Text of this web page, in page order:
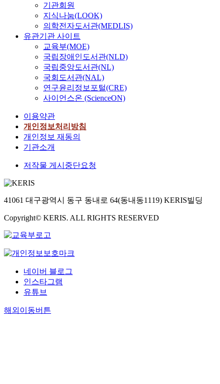
기관회원
지식나눔(LOOK)
의학전자도서관(MEDLIS)
유관기관 사이트
교육부(MOE)
국립장애인도서관(NLD)
국립중앙도서관(NL)
국회도서관(NAL)
연구윤리정보포털(CRE)
사이언스온 (ScienceON)
이용약관
개인정보처리방침
개인정보 재동의
기관소개
저작물 게시중단요청
41061 대구광역시 동구 동내로 64(동내동1119) KERIS빌딩
Copyright© KERIS. ALL RIGHTS RESERVED
네이버 블로그
인스타그램
유튜브
해외이동버튼